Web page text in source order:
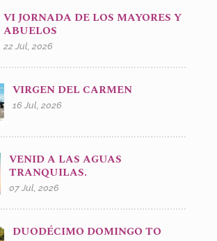
VI JORNADA DE LOS MAYORES Y
ABUELOS
22 Jul, 2026
VIRGEN DEL CARMEN
16 Jul, 2026
VENID A LAS AGUAS
TRANQUILAS.
07 Jul, 2026
DUODÉCIMO DOMINGO TO